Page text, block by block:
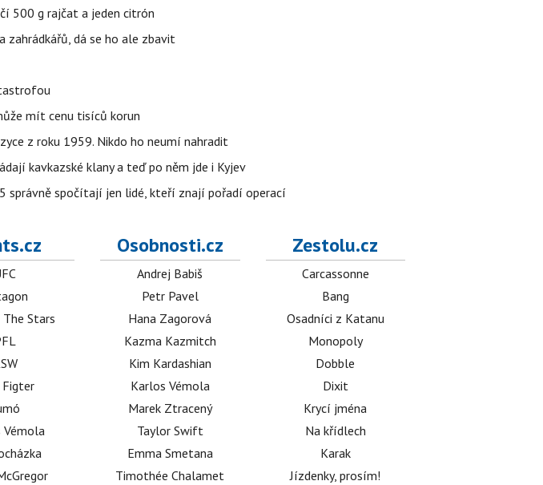
500 g rajčat a jeden citrón
zahrádkářů, dá se ho ale zbavit
mít cenu tisíců korun
z roku 1959. Nikdo ho neumí nahradit
kavkazské klany a teď po něm jde i Kyjev
správně spočítají jen lidé, kteří znají pořadí operací
Stars
Figter
Vémola
Osobnosti.cz
Andrej Babiš
Petr Pavel
Hana Zagorová
Kazma Kazmitch
Kim Kardashian
Karlos Vémola
Marek Ztracený
Taylor Swift
Emma Smetana
Timothée Chalamet
Zestolu.cz
Carcassonne
Bang
Osadníci z Katanu
Monopoly
Dobble
Dixit
Krycí jména
Na křídlech
Karak
Jízdenky, prosím!